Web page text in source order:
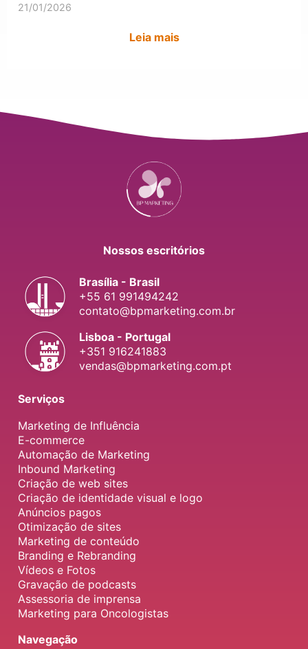
21/01/2026
Leia mais
Nossos escritórios
Brasília - Brasil
+55 61 991494242
contato@bpmarketing.com.br
Lisboa - Portugal
+351 916241883
vendas@bpmarketing.com.pt
Serviços
Marketing de Influência
E-commerce
Automação de Marketing
Inbound Marketing
Criação de web sites
Criação de identidade visual e logo
Anúncios pagos
Otimização de sites
Marketing de conteúdo
Branding e Rebranding
Vídeos e Fotos
Gravação de podcasts
Assessoria de imprensa
Marketing para Oncologistas
Navegação